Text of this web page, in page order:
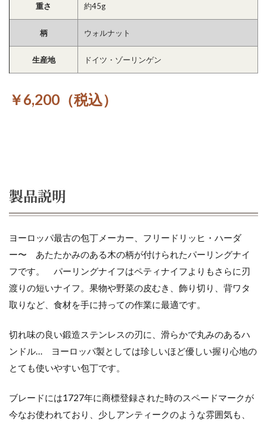
重さ 約45g
柄 ウォルナット
生産地 ドイツ・ゾーリンゲン
￥6,200（税込）
製品説明
ヨーロッパ最古の包丁メーカー、フリードリッヒ・ハーダ
ー〜 あたたかみのある木の柄が付けられたパーリングナイ
フです。 パーリングナイフはペティナイフよりもさらに刃
渡りの短いナイフ。果物や野菜の皮むき、飾り切り、背ワタ
取りなど、食材を手に持っての作業に最適です。
切れ味の良い鍛造ステンレスの刃に、滑らかで丸みのあるハ
ンドル… ヨーロッパ製としては珍しいほど優しい握り心地の
とても使いやすい包丁です。
ブレードには1727年に商標登録された時のスペードマークが
今なお使われており、少しアンティークのような雰囲気も、